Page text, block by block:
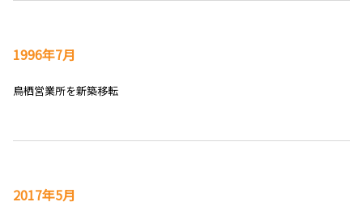
1996年7月
鳥栖営業所を新築移転
2017年5月